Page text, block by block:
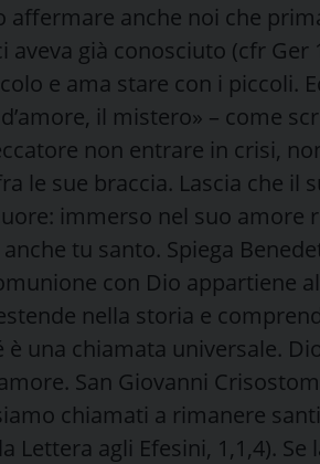
affermare anche noi che
aveva già conosciuto (cfr Ger
e ama stare con i piccoli.
il mistero» – come
non entrare in crisi,
le sue braccia. Lascia che il
immerso nel suo amore
tu santo. Spiega
con Dio appartiene
nella storia e
una chiamata universale.
San Giovanni
chiamati a rimanere
Lettera agli Efesini, 1,1,4).